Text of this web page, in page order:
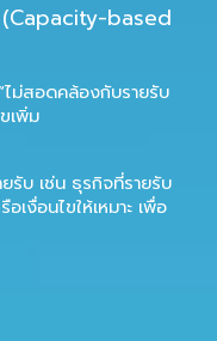
(Capacity-based
ไม่สอดคล้องกับรายรับ
เพิ่ม
รับ เช่น ธุรกิจที่รายรับ
เงื่อนไขให้เหมาะ เพื่อ